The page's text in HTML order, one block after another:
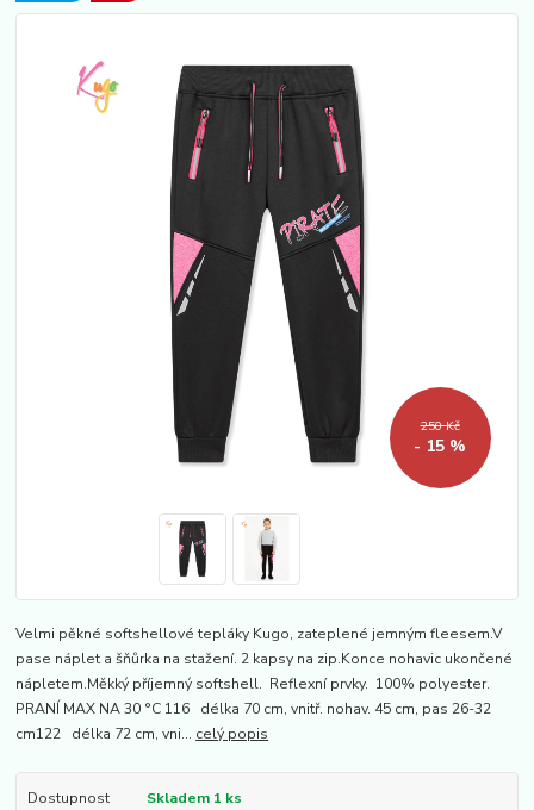
250 Kč
- 15 %
Velmi pěkné softshellové tepláky Kugo, zateplené jemným fleesem.V
pase náplet a šňůrka na stažení. 2 kapsy na zip.Konce nohavic ukončené
nápletem.Měkký příjemný softshell. Reflexní prvky. 100% polyester.
PRANÍ MAX NA 30 °C 116 délka 70 cm, vnitř. nohav. 45 cm, pas 26-32
cm122 délka 72 cm, vni... celý popis
Dostupnost
Skladem 1 ks